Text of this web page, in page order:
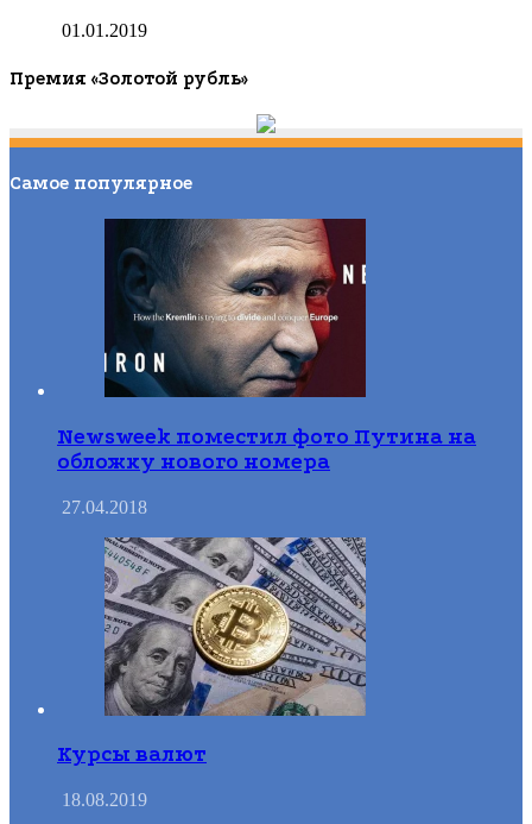
01.01.2019
Премия «Золотой рубль»
Самое популярное
Newsweek поместил фото Путина на
обложку нового номера
27.04.2018
Курсы валют
18.08.2019